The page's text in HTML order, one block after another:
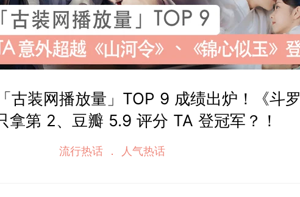
古装网播放量」TOP 9 成绩出炉！《斗罗
拿第 2、豆瓣 5.9 评分 TA 登冠军？！
流行热话 人气热话